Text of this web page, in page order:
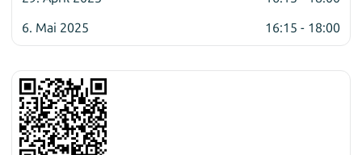
6. Mai 2025
16:15 - 18:00